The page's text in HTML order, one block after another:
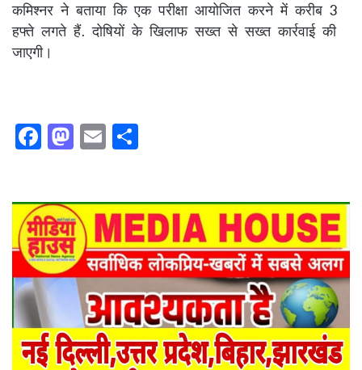
कमिश्नर ने बताया कि एक परीक्षा आयोजित करने में करीब 3
हफ्ते लगते हैं. दोषियों के खिलाफ सख्त से सख्त कार्रवाई की
जाएगी।
F
a
c
e
b
o
o
k
M
a
st
o
d
o
n
E
m
ai
l ar
e